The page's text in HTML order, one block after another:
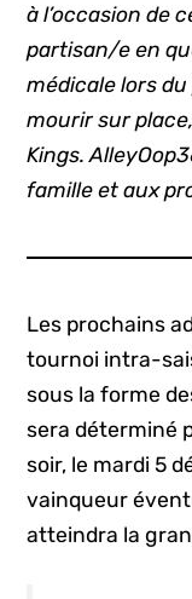
à l’occasion de
partisan/e en
médicale lors
mourir sur
Kings.
famille et aux
Les prochains
tournoi intra-
sous la forme
sera déterminé
soir, le mardi 5
vainqueur
atteindra la